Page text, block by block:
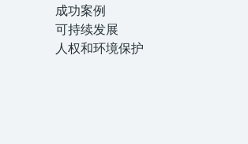
成功案例
可持续发展
人权和环境保护